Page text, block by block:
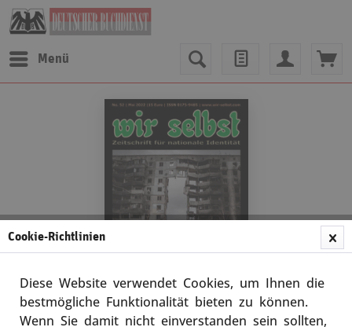
Menü
Cookie-Richtlinien
Diese Website verwendet Cookies, um Ihnen die
bestmögliche Funktionalität bieten zu können.
Wenn Sie damit nicht einverstanden sein sollten,